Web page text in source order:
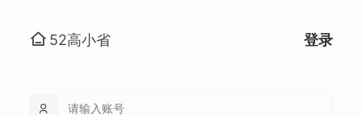
52高小省 登录